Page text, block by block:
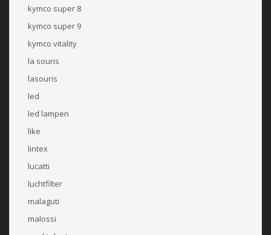
kymco super 8
kymco super 9
kymco vitality
la souris
lasouris
led
led lampen
like
lintex
lucatti
luchtfilter
malaguti
malossi